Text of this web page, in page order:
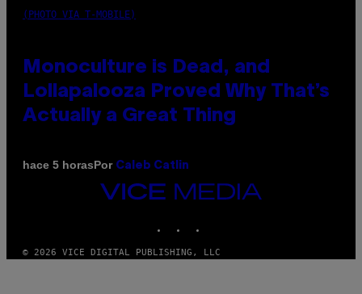
(PHOTO VIA T-MOBILE)
Monoculture is Dead, and
Lollapalooza Proved Why That’s
Actually a Great Thing
hace 5 horasPor Caleb Catlin
VICE
MEDIA
© 2026 VICE DIGITAL PUBLISHING, LLC